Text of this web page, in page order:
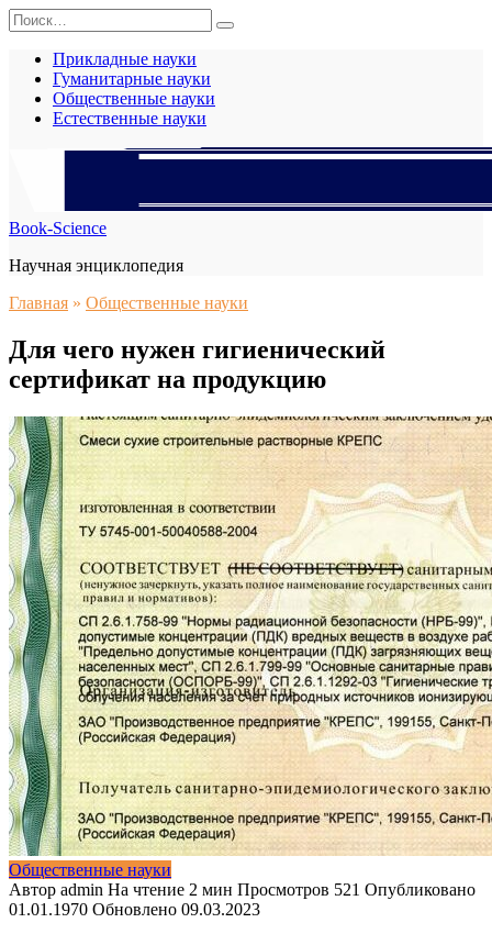
Перейти
к
содержанию
Search
for:
Прикладные науки
Гуманитарные науки
Общественные науки
Естественные науки
Book-Science
Научная энциклопедия
Главная » Общественные науки
Для чего нужен гигиенический
сертификат на продукцию
Общественные науки
Автор admin На чтение 2 мин Просмотров 521 Опубликовано
01.01.1970 Обновлено 09.03.2023